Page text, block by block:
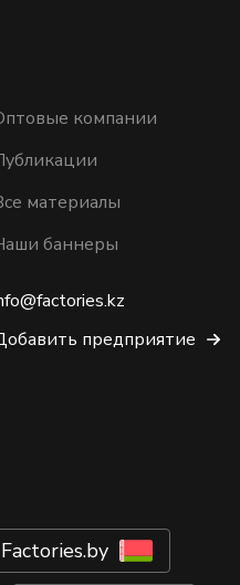
компании
материалы
баннеры
предприятие
Factories.by